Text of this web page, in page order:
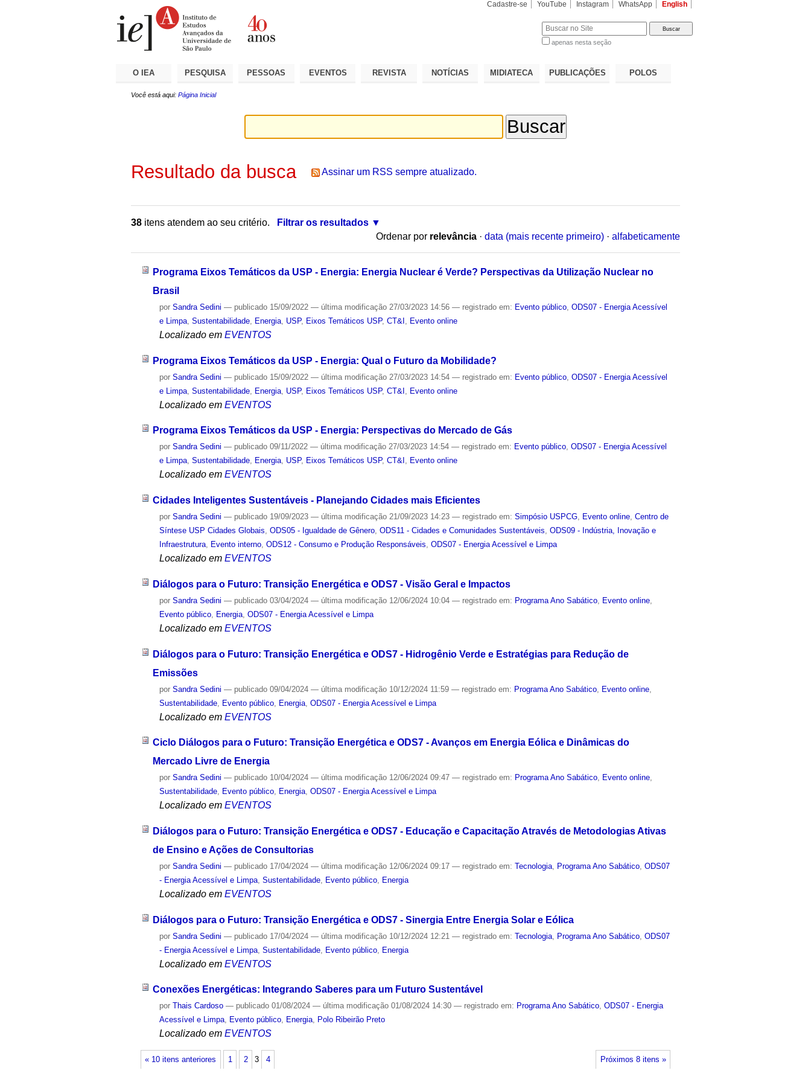
Cadastre-se YouTube Instagram WhatsApp English
apenas nesta seção
O IEA PESQUISA PESSOAS EVENTOS REVISTA NOTÍCIAS MIDIATECA PUBLICAÇÕES POLOS
Você está aqui: Página Inicial
Resultado da busca Assinar um RSS sempre atualizado.
38 itens atendem ao seu critério.
Filtrar os resultados
Ordenar por relevância · data (mais recente primeiro) · alfabeticamente
Programa Eixos Temáticos da USP - Energia: Energia Nuclear é Verde? Perspectivas da Utilização Nuclear no
Brasil
porSandra Sedini — publicado 15/09/2022— última modificação 27/03/2023 14:56— registrado em: Evento público ,ODS07 - Energia Acessível
e Limpa ,Sustentabilidade Energia USP, Eixos Temáticos USP,CT&I Evento online
Localizado em EVENTOS
Programa Eixos Temáticos da USP - Energia: Qual o Futuro da Mobilidade?
porSandra Sedini — publicado 15/09/2022— última modificação 27/03/2023 14:54— registrado em: Evento público ,ODS07 - Energia Acessível
e Limpa ,Sustentabilidade Energia USP, Eixos Temáticos USP,CT&I Evento online
Localizado em EVENTOS
Programa Eixos Temáticos da USP - Energia: Perspectivas do Mercado de Gás
porSandra Sedini — publicado 09/11/2022— última modificação 27/03/2023 14:54— registrado em: Evento público,ODS07 - Energia Acessível
e Limpa,Sustentabilidade, Energia, USP, Eixos Temáticos USP,CT&I , Evento online
Localizado em EVENTOS
Cidades Inteligentes Sustentáveis - Planejando Cidades mais Eficientes
porSandra Sedini — publicado 19/09/2023— última modificação 21/09/2023 14:23— registrado em:Simpósio USPCG, Evento online,Centro de
Síntese USP Cidades Globais,ODS05 - Igualdade de Gênero,ODS11 - Cidades e Comunidades Sustentáveis,ODS09 - Indústria, Inovação e
Infraestrutura, Evento interno,ODS12 - Consumo e Produção Responsáveis,ODS07 - Energia Acessível e Limpa
Localizado em EVENTOS
Diálogos para o Futuro: Transição Energética e ODS7 - Visão Geral e Impactos
porSandra Sedini — publicado 03/04/2024— última modificação 12/06/2024 10:04— registrado em: Programa Ano Sabático Evento online
Evento público
Energia ,ODS07 - Energia Acessível e Limpa
Localizado em EVENTOS
Diálogos para o Futuro: Transição Energética e ODS7 - Hidrogênio Verde e Estratégias para Redução de
Emissões
porSandra Sedini — publicado 09/04/2024— última modificação 10/12/2024 11:59— registrado em: Programa Ano Sabático Evento online
Sustentabilidade Evento público Energia ,ODS07 - Energia Acessível e Limpa
Localizado em EVENTOS
Ciclo Diálogos para o Futuro: Transição Energética e ODS7 - Avanços em Energia Eólica e Dinâmicas do
Mercado Livre de Energia
porSandra Sedini — publicado 10/04/2024— última modificação 12/06/2024 09:47— registrado em: Programa Ano Sabático, Evento online,
Sustentabilidade, Evento público, Energia,ODS07 - Energia Acessível e Limpa
Localizado em EVENTOS
Diálogos para o Futuro: Transição Energética e ODS7 - Educação e Capacitação Através de Metodologias Ativas
de Ensino e Ações de Consultorias
porSandra Sedini — publicado 17/04/2024— última modificação 12/06/2024 09:17— registrado em:Tecnologia Programa Ano Sabático ,ODS07
- Energia Acessível e Limpa ,Sustentabilidade Evento público Energia
Localizado em EVENTOS
Diálogos para o Futuro: Transição Energética e ODS7 - Sinergia Entre Energia Solar e Eólica
porSandra Sedini — publicado 17/04/2024— última modificação 10/12/2024 12:21— registrado em:Tecnologia Programa Ano Sabático ,ODS07
- Energia Acessível e Limpa ,Sustentabilidade Evento público Energia
Localizado em EVENTOS
Conexões Energéticas: Integrando Saberes para um Futuro Sustentável
porThais Cardoso — publicado 01/08/2024— última modificação 01/08/2024 14:30— registrado em: Programa Ano Sabático,ODS07 - Energia
Acessível e Limpa, Evento público, Energia, Polo Ribeirão Preto
Localizado em EVENTOS
« 10 itens anteriores Próximos 8 itens »
1 2 3 4